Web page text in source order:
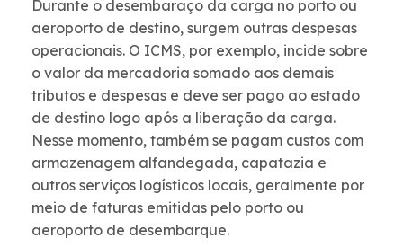
Durante o desembaraço da carga no porto ou
aeroporto de destino, surgem outras despesas
operacionais. O ICMS, por exemplo, incide sobre
o valor da mercadoria somado aos demais
tributos e despesas e deve ser pago ao estado
de destino logo após a liberação da carga.
Nesse momento, também se pagam custos com
armazenagem alfandegada, capatazia e
outros serviços logísticos locais, geralmente por
meio de faturas emitidas pelo porto ou
aeroporto de desembarque.